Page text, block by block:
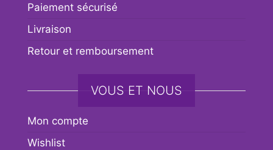
Paiement sécurisé
Livraison
Retour et remboursement
VOUS ET NOUS
Mon compte
Wishlist